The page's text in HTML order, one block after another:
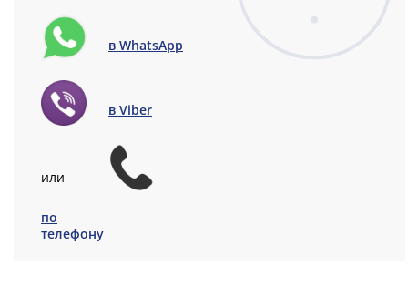
в WhatsApp
в Viber
или
по
телефону